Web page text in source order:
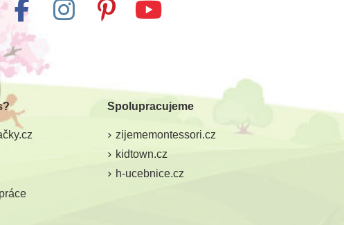
Spolupracujeme
zijememontessori.cz
kidtown.cz
h-ucebnice.cz